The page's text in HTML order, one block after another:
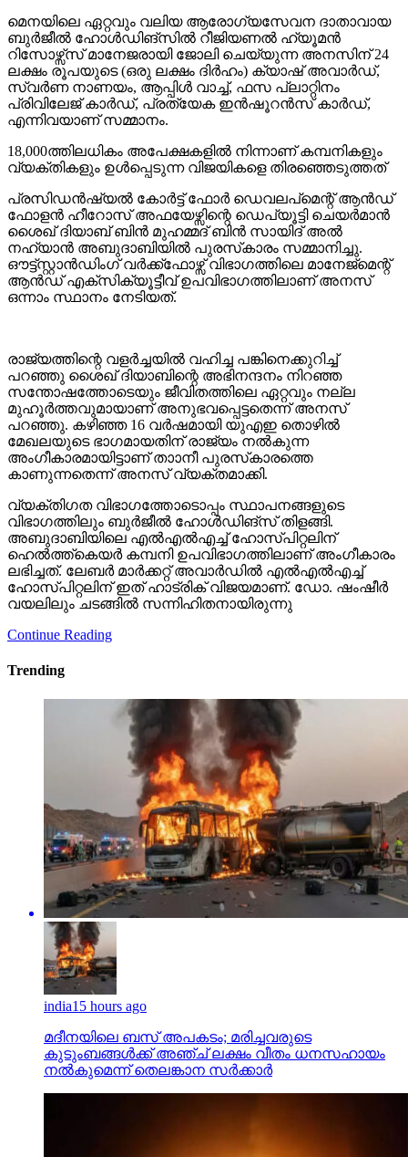
മെനയിലെ ഏറ്റവും വലിയ ആരോഗ്യസേവന ദാതാവായ
ബുര്‍ജീല്‍ ഹോള്‍ഡിങ്സില്‍ റീജിയണല്‍ ഹ്യൂമന്‍
റിസോഴ്സ്സ് മാനേജരായി ജോലി ചെയ്യുന്ന അനസിന് 24
ലക്ഷം രൂപയുടെ (ഒരു ലക്ഷം ദിര്‍ഹം) ക്യാഷ് അവാര്‍ഡ്,
സ്വര്‍ണ നാണയം, ആപ്പിള്‍ വാച്ച്, ഫസ പ്ലാറ്റിനം
പ്രിവിലേജ് കാര്‍ഡ്, പ്രത്യേക ഇന്‍ഷൂറന്‍സ് കാര്‍ഡ്,
എന്നിവയാണ് സമ്മാനം.
18,000ത്തിലധികം അപേക്ഷകളില്‍ നിന്നാണ് കമ്പനികളും
വ്യക്തികളും ഉള്‍പ്പെടുന്ന വിജയികളെ തിരഞ്ഞെടുത്തത്
പ്രസിഡന്‍ഷ്യല്‍ കോര്‍ട്ട് ഫോര്‍ ഡെവലപ്മെന്റ് ആന്‍ഡ്
ഫോളന്‍ ഹീറോസ് അഫയേഴ്സിന്റെ ഡെപ്യൂട്ടി ചെയര്‍മാന്‍
ശൈഖ് ദിയാബ് ബിന്‍ മുഹമ്മദ് ബിന്‍ സായിദ് അല്‍
നഹ്യാന്‍ അബുദാബിയില്‍ പുരസ്‌കാരം സമ്മാനിച്ചു.
ഔട്ട്സ്റ്റാന്‍ഡിംഗ് വര്‍ക്ക്ഫോഴ്സ് വിഭാഗത്തിലെ മാനേജ്മെന്റ്
ആന്‍ഡ് എക്സിക്യൂട്ടീവ് ഉപവിഭാഗത്തിലാണ് അനസ്
ഒന്നാം സ്ഥാനം നേടിയത്.
രാജ്യത്തിന്റെ വളര്‍ച്ചയില്‍ വഹിച്ച പങ്കിനെക്കുറിച്ച്
പറഞ്ഞു ശൈഖ് ദിയാബിന്റെ അഭിനന്ദനം നിറഞ്ഞ
സന്തോഷത്തോടെയും ജീവിതത്തിലെ ഏറ്റവും നല്ല
മുഹൂര്‍ത്തവുമായാണ് അനുഭവപ്പെട്ടതെന്ന് അനസ്
പറഞ്ഞു. കഴിഞ്ഞ 16 വര്‍ഷമായി യുഎഇ തൊഴില്‍
മേഖലയുടെ ഭാഗമായതിന് രാജ്യം നല്‍കുന്ന
അംഗീകാരമായിട്ടാണ് താാനീ പുരസ്‌കാരത്തെ
കാണുന്നതെന്ന് അനസ് വ്യക്തമാക്കി.
വ്യക്തിഗത വിഭാഗത്തോടൊപ്പം സ്ഥാപനങ്ങളുടെ
വിഭാഗത്തിലും ബുര്‍ജീല്‍ ഹോള്‍ഡിങ്‌സ് തിളങ്ങി.
അബുദാബിയിലെ എല്‍എല്‍എച്ച് ഹോസ്പിറ്റലിന്
ഹെല്‍ത്ത്‌കെയര്‍ കമ്പനി ഉപവിഭാഗത്തിലാണ് അംഗീകാരം
ലഭിച്ചത്. ലേബര്‍ മാര്‍ക്കറ്റ് അവാര്‍ഡില്‍ എല്‍എല്‍എച്ച്
ഹോസ്പിറ്റലിന് ഇത് ഹാട്രിക് വിജയമാണ്. ഡോ. ഷംഷീര്‍
വയലിലും ചടങ്ങില്‍ സന്നിഹിതനായിരുന്നു
Continue Reading
Trending
india15 hours ago
മദീനയിലെ ബസ് അപകടം; മരിച്ചവരുടെ
കുടുംബങ്ങള്‍ക്ക് അഞ്ച് ലക്ഷം വീതം ധനസഹായം
നല്‍കുമെന്ന് തെലങ്കാന സര്‍ക്കാര്‍